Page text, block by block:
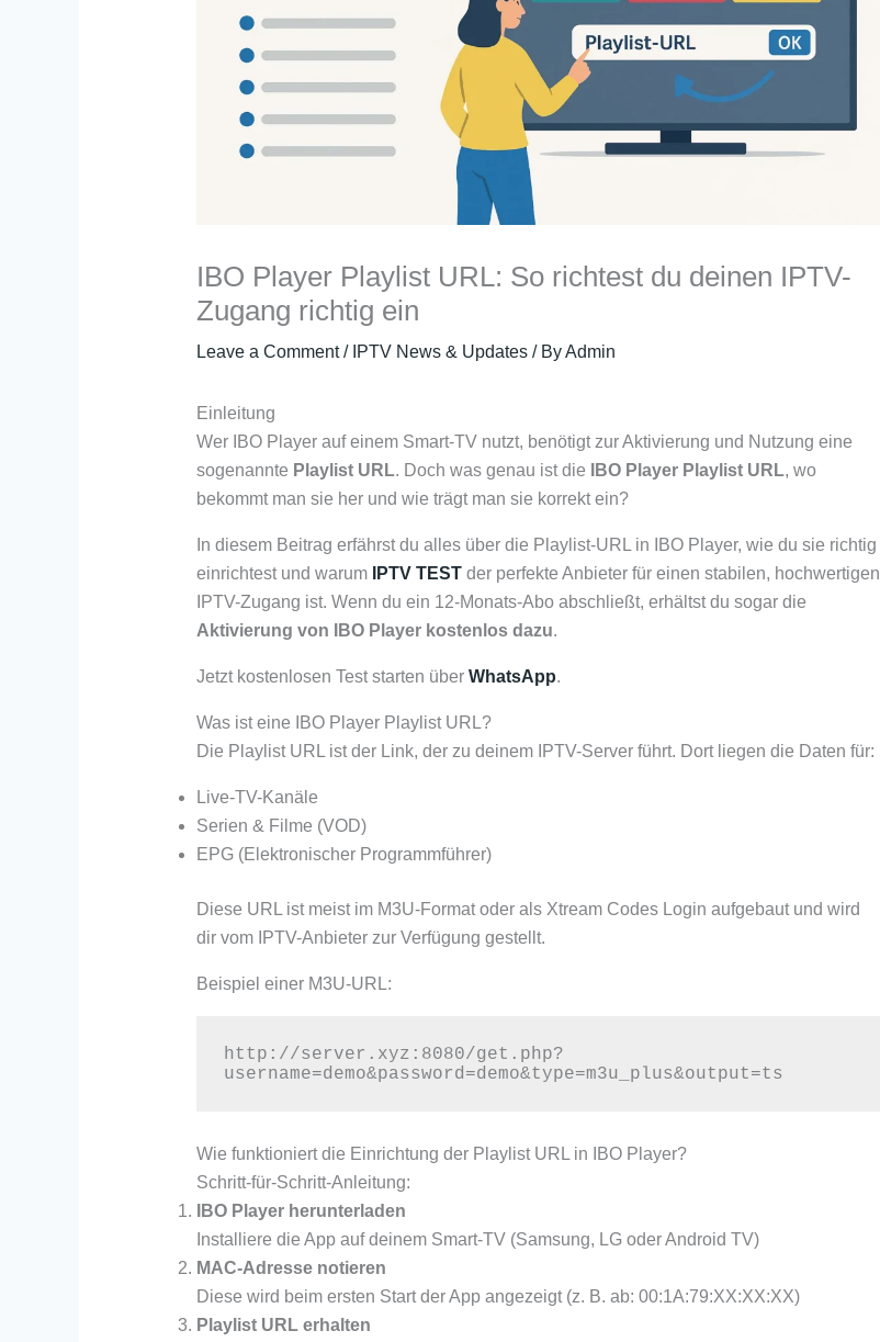
IBO Player Playlist URL: So richtest du deinen IPTV-
Zugang richtig ein
Leave a Comment / IPTV News & Updates/ ByAdmin
Einleitung
Wer IBO Player auf einem Smart-TV nutzt, benötigt zur Aktivierung und Nutzung eine
sogenannte Playlist URL. Doch was genau ist die IBO Player Playlist URL, wo
bekommt man sie her und wie trägt man sie korrekt ein?
In diesem Beitrag erfährst du alles über die Playlist-URL in IBO Player, wie du sie richtig
einrichtest und warum
IPTV TESTder perfekte Anbieter für einen stabilen, hochwertigen
IPTV-Zugang ist. Wenn du ein 12-Monats-Abo abschließt, erhältst du sogar die
Aktivierung von IBO Player kostenlos dazu.
Jetzt kostenlosen Test starten über WhatsApp.
Was ist eine IBO Player Playlist URL?
Die Playlist URL ist der Link, der zu deinem IPTV-Server führt. Dort liegen die Daten für:
Live-TV-Kanäle
Serien & Filme (VOD)
EPG (Elektronischer Programmführer)
Diese URL ist meist im M3U-Format oder als Xtream Codes Login aufgebaut und wird
dir vom IPTV-Anbieter zur Verfügung gestellt.
Beispiel einer M3U-URL:
http://server.xyz:8080/get.php?
username=demo&password=demo&type=m3u_plus&output=ts
Wie funktioniert die Einrichtung der Playlist URL in IBO Player?
Schritt-für-Schritt-Anleitung:
IBO Player herunterladen
Installiere die App auf deinem Smart-TV (Samsung, LG oder Android TV)
MAC-Adresse notieren
Diese wird beim ersten Start der App angezeigt (z. B. ab: 00:1A:79:XX:XX:XX)
Playlist URL erhalten